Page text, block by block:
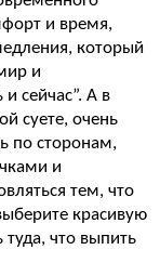
и время,
который
и
сейчас”. А в
суете, очень
по сторонам,
и
тем, что
красивую
что выпить